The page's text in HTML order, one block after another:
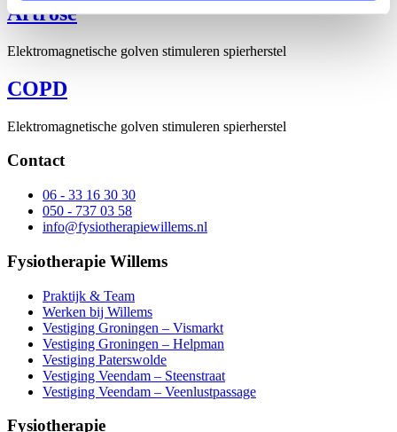
Artrose
Elektromagnetische golven stimuleren spierherstel
COPD
Elektromagnetische golven stimuleren spierherstel
Contact
06 - 33 16 30 30
050 - 737 03 58
info@fysiotherapiewillems.nl
Fysiotherapie Willems
Praktijk & Team
Werken bij Willems
Vestiging Groningen – Vismarkt
Vestiging Groningen – Helpman
Vestiging Paterswolde
Vestiging Veendam – Steenstraat
Vestiging Veendam – Veenlustpassage
Fysiotherapie